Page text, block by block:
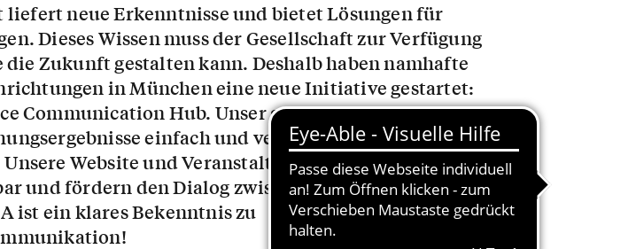
liefert neue Erkenntnisse und bietet Lösungen für
Dieses Wissen muss der Gesellschaft zur Verfügung
die Zukunft gestalten kann. Deshalb haben namhafte
in München eine neue Initiative gestartet:
Communication Hub. Unser gemeinsames Ziel:
einfach und verständlich an alle
Website und Veranstaltungsangebote machen
und fördern den Dialog zwischen Wissenschaft und
ist ein klares Bekenntnis zu